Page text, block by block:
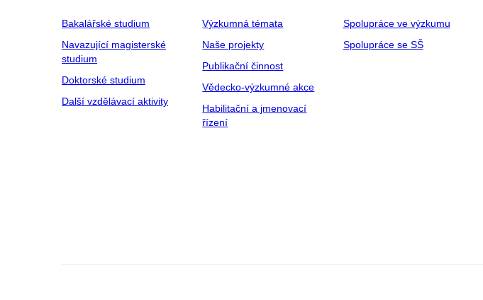
Bakalářské studium
Navazující magisterské
studium
Doktorské studium
Další vzdělávací aktivity
Výzkumná témata
Naše projekty
Publikační činnost
Vědecko-výzkumné akce
Habilitační a jmenovací
řízení
Spolupráce ve výzkumu
Spolupráce se SŠ